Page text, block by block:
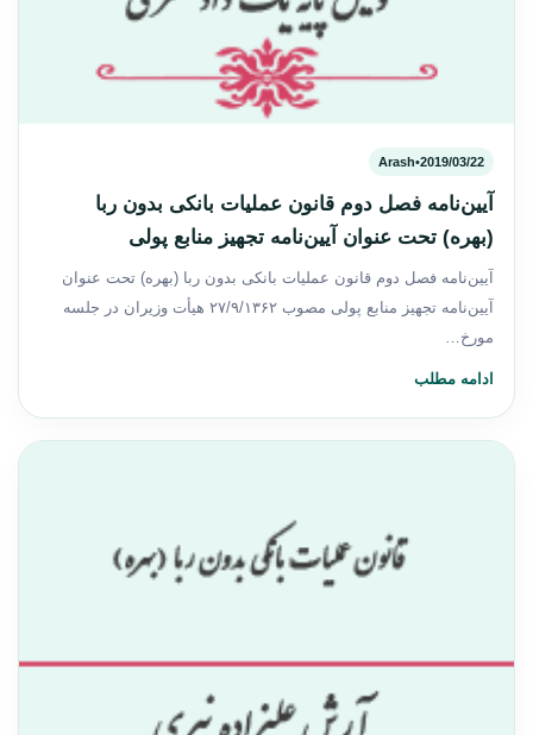
2019/03/22
•
Arash
آیین‌نامه فصل دوم قانون عملیات بانکی بدون ربا
(‌بهره) تحت عنوان آیین‌نامه تجهیز منابع پولی
آیین‌نامه فصل دوم قانون عملیات بانکی بدون ربا (‌بهره) تحت عنوان
آیین‌نامه تجهیز منابع پولی مصوب ۲۷/۹/۱۳۶۲ ‌هیأت وزیران در جلسه
مورخ…
ادامه مطلب